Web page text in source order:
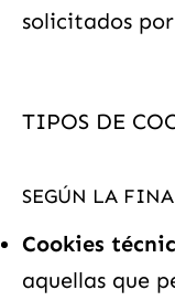
solicitados
TIPOS DE
SEGÚN LA
Cookies
aquellas que